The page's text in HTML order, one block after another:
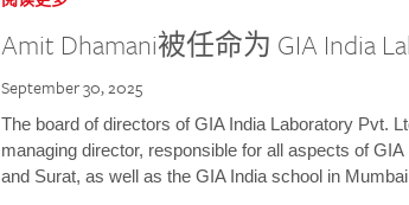
Amit Dhamani被任命为 GIA India
September 30, 2025
The board of directors of GIA India Laboratory Pvt.
managing director, responsible for all aspects of
and Surat, as well as the GIA India school in